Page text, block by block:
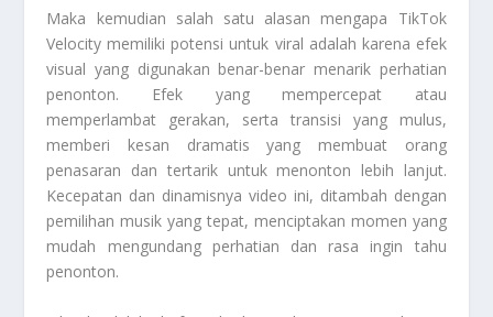
Maka kemudian salah satu alasan mengapa TikTok
Velocity memiliki potensi untuk viral adalah karena efek
visual yang digunakan benar-benar menarik perhatian
penonton. Efek yang mempercepat atau
memperlambat gerakan, serta transisi yang mulus,
memberi kesan dramatis yang membuat orang
penasaran dan tertarik untuk menonton lebih lanjut.
Kecepatan dan dinamisnya video ini, ditambah dengan
pemilihan musik yang tepat, menciptakan momen yang
mudah mengundang perhatian dan rasa ingin tahu
penonton.